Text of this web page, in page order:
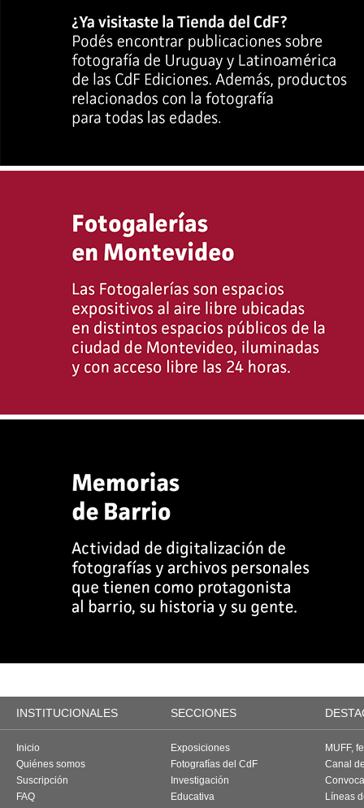
INSTITUCIONALES SECCIONES
Inicio
Quiénes somos
Suscripción
FAQ
Exposiciones
Fotografías del CdF
Investigación
Educativa
MUFF,
Canal
Líneas